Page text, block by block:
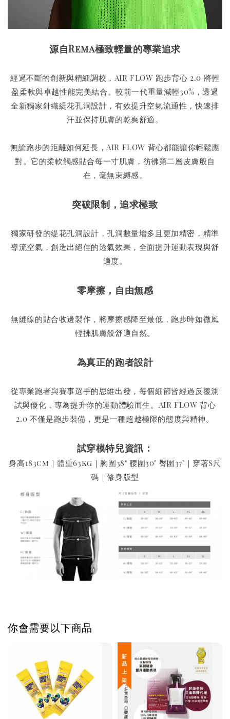
源自Rema極致輕量的專業追求
經過不斷的創新與精細調校，AIR FLOW 跑步背心 2.0 將輕
盈柔軟與卓越性能完美結合。較前一代重量減輕30%，透過
全新獨家針織緹花孔洞設計，有效提升空氣流通性，快速排
汗並保持肌膚的乾爽舒適。
無論跑步的距離如何延長，AIR FLOW 背心都能讓你輕鬆應
對。它的柔軟觸感貼合每一寸肌膚，彷彿第二層皮膚般自
在，毫無束縛感。
突破限制，追求極致
獨家研發的緹花孔洞設計，孔洞數量增多且更加精密，精準
導流空氣，創造出絕佳的透氣效果，全面提升運動表現與舒
適度。
零摩擦，自由無感
無縫線的貼合收邊製作，將摩擦感降至最低，跑步時如微風
輕拂肌膚般舒適自然。
為真正的跑者設計
從專業跑者與賽事選手的思維出發，每個細節皆經過反覆測
試與優化，專為提升你的運動體驗而生。AIR FLOW 背心
2.0 不僅是跑步裝備，更是一種超越極限的態度與精神。
試穿模特兒資訊：
身高183cm｜體重63kg｜胸圍38" 腰圍30" 臀圍37"｜穿著S尺
碼｜修身版型
你會需要以下商品
新 品 上 架